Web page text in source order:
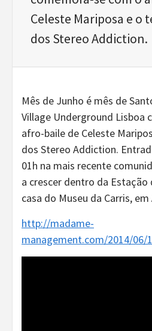
Celeste Mariposa e o
dos Stereo Addiction.
Mês de Junho é mês de
Village Underground Lisboa
afro-baile de Celeste
dos Stereo Addiction.
01h na mais recente
a crescer dentro da Estação
casa do Museu da Carris,
http://madame-
management.com/2014/